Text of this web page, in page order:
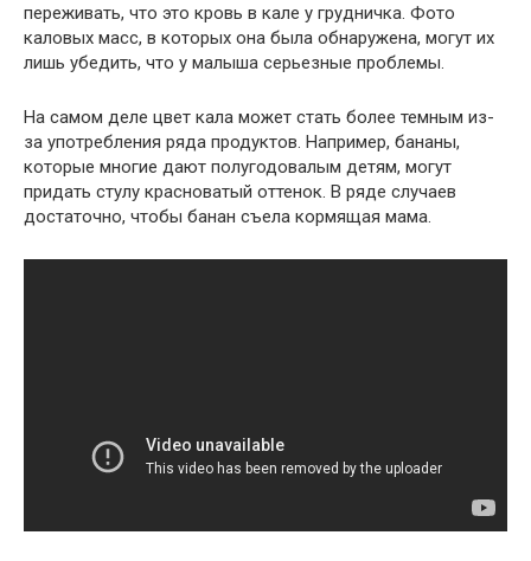
переживать, что это кровь в кале у грудничка. Фото
каловых масс, в которых она была обнаружена, могут их
лишь убедить, что у малыша серьезные проблемы.
На самом деле цвет кала может стать более темным из-
за употребления ряда продуктов. Например, бананы,
которые многие дают полугодовалым детям, могут
придать стулу красноватый оттенок. В ряде случаев
достаточно, чтобы банан съела кормящая мама.